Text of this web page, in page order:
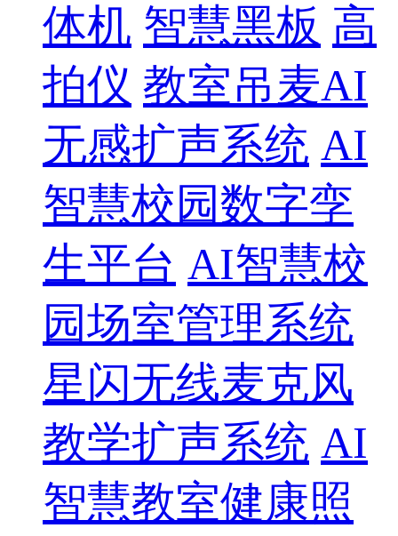
体机 智慧黑板 高
拍仪 教室吊麦AI
无感扩声系统 AI
智慧校园数字孪
生平台 AI智慧校
园场室管理系统
星闪无线麦克风
教学扩声系统 AI
智慧教室健康照